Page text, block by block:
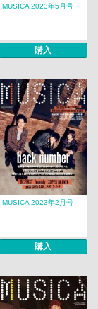
MUSICA 2023年5月号
購入
MUSICA 2023年2月号
購入